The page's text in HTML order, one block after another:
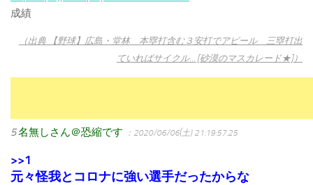
成績
（出典 【野球】広島・堂林 本塁打含む３安打でアピール 三塁打出
ていればサイクル… [砂漠のマスカレード★]）
5名無しさん＠恐縮です ：2020/06/06(土) 21:19:57.25
>>1
元々怪我とコロナに強い選手だったからな